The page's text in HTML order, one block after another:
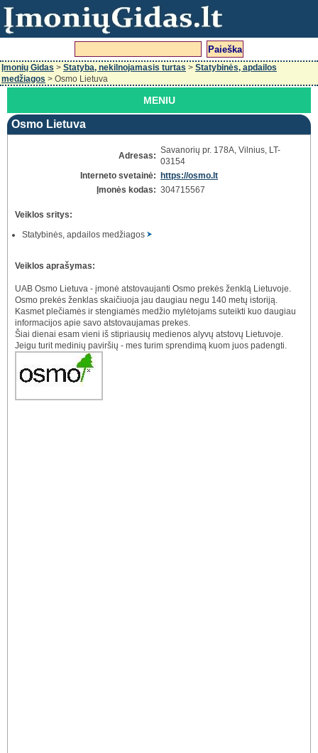
Įmonių Gidas > Statyba, nekilnojamasis turtas > Statybinės, apdailos
medžiagos > Osmo Lietuva
MENIU
Osmo Lietuva
Adresas:
Savanorių pr. 178A, Vilnius, LT-
03154
Interneto svetainė:
https://osmo.lt
Įmonės kodas: 304715567
Veiklos sritys:
Statybinės, apdailos medžiagos
Veiklos aprašymas:
UAB Osmo Lietuva - įmonė atstovaujanti Osmo prekės ženklą Lietuvoje.
Osmo prekės ženklas skaičiuoja jau daugiau negu 140 metų istoriją.
Kasmet plečiamės ir stengiamės medžio mylėtojams suteikti kuo daugiau
informacijos apie savo atstovaujamas prekes.
Šiai dienai esam vieni iš stipriausių medienos alyvų atstovų Lietuvoje.
Jeigu turit medinių paviršių - mes turim sprendimą kuom juos padengti.